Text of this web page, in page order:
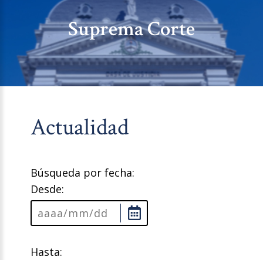
Suprema Corte
Actualidad
Búsqueda por fecha:
Desde:
Hasta: